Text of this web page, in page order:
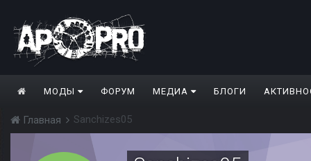
МОДЫ ФОРУМ МЕДИА БЛОГИ
Главная Sanchizes05